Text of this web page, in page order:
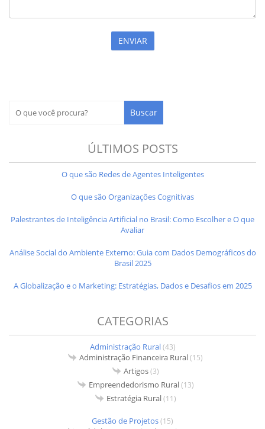
ÚLTIMOS POSTS
O que são Redes de Agentes Inteligentes
O que são Organizações Cognitivas
Palestrantes de Inteligência Artificial no Brasil: Como Escolher e O que
Avaliar
Análise Social do Ambiente Externo: Guia com Dados Demográficos do
Brasil 2025
A Globalização e o Marketing: Estratégias, Dados e Desafios em 2025
CATEGORIAS
Administração Rural(43)
Administração Financeira Rural(15)
Artigos(3)
Empreendedorismo Rural(13)
Estratégia Rural(11)
Gestão de Projetos(15)